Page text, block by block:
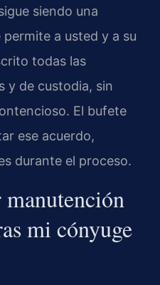
siendo una
a usted y a su
todas las
y de custodia, sin
El bufete
ese acuerdo,
durante el proceso.
mi cónyuge